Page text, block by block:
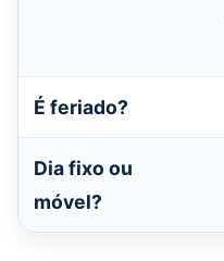
É feriado?
Dia fixo ou
móvel?